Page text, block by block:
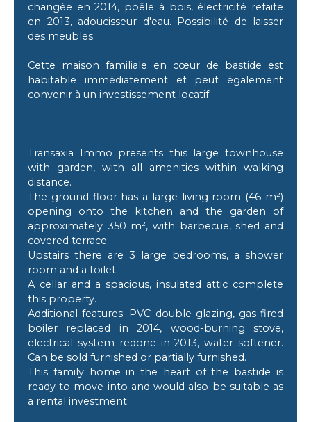
changée en 2014, poêle à bois, électricité refaite
en 2013, adoucisseur d'eau. Possibilité de laisser
des meubles.
Cette maison familiale en cœur de bastide est
habitable immédiatement et peut également
convenir à un investissement locatif.
--------
Transaxia Immo presents this large townhouse
with garden, with all amenities within walking
distance.
The ground floor has a large living room (46 m²)
opening onto the kitchen and the garden of
approximately 350 m², with barbecue, shed and
covered terrace.
Upstairs there are 3 large bedrooms, a shower
room and a toilet.
A cellar and a spacious, insulated attic complete
this property.
Additional features: PVC double glazing, gas-fired
boiler replaced in 2014, wood-burning stove,
electrical system redone in 2013, water softener.
Can be sold furnished or partially furnished.
This family home in the heart of the bastide is
ready to move into and would also be suitable as
a rental investment.